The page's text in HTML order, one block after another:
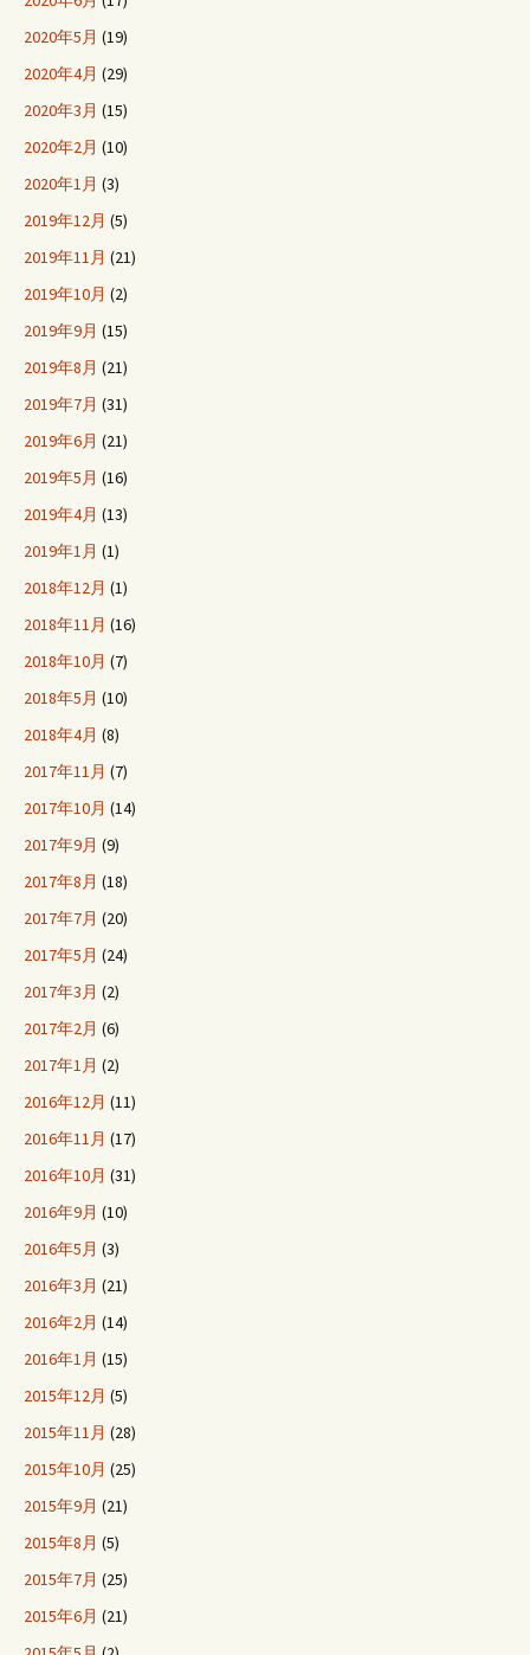
2020年5月 (19)
2020年4月 (29)
2020年3月 (15)
2020年2月 (10)
2020年1月 (3)
2019年12月 (5)
2019年11月 (21)
2019年10月 (2)
2019年9月 (15)
2019年8月 (21)
2019年7月 (31)
2019年6月 (21)
2019年5月 (16)
2019年4月 (13)
2019年1月 (1)
2018年12月 (1)
2018年11月 (16)
2018年10月 (7)
2018年5月 (10)
2018年4月 (8)
2017年11月 (7)
2017年10月 (14)
2017年9月 (9)
2017年8月 (18)
2017年7月 (20)
2017年5月 (24)
2017年3月 (2)
2017年2月 (6)
2017年1月 (2)
2016年12月 (11)
2016年11月 (17)
2016年10月 (31)
2016年9月 (10)
2016年5月 (3)
2016年3月 (21)
2016年2月 (14)
2016年1月 (15)
2015年12月 (5)
2015年11月 (28)
2015年10月 (25)
2015年9月 (21)
2015年8月 (5)
2015年7月 (25)
2015年6月 (21)